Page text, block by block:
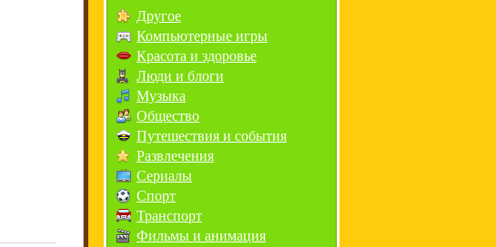
Другое
Компьютерные игры
Красота и здоровье
Люди и блоги
Музыка
Общество
Путешествия и события
Развлечения
Сериалы
Спорт
Транспорт
Фильмы и анимация